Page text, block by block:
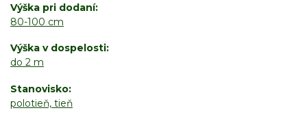
Výška pri dodaní
80-100 cm
Výška v dospelosti
do 2 m
Stanovisko
polotieň, tieň